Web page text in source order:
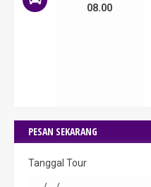
08.00
PESAN SEKARANG
Tanggal Tour